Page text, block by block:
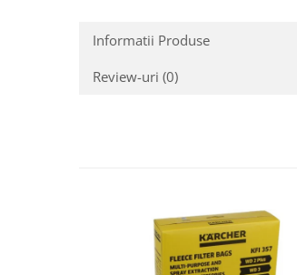
Climatizare & sisteme de incalzire
Fiare de calcat si masini de cusut
Cutii, curele si accesorii ceasuri
Informatii Produse
Review-uri (0)